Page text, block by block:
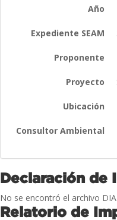
Año
Expediente SEAM
Proponente
Proyecto
Ubicación
Consultor Ambiental
Declaración de
No se encontró el archivo
Relatorio de